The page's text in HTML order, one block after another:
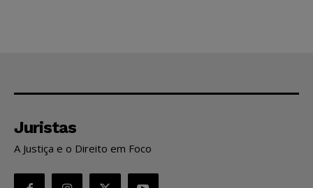
Juristas
A Justiça e o Direito em Foco